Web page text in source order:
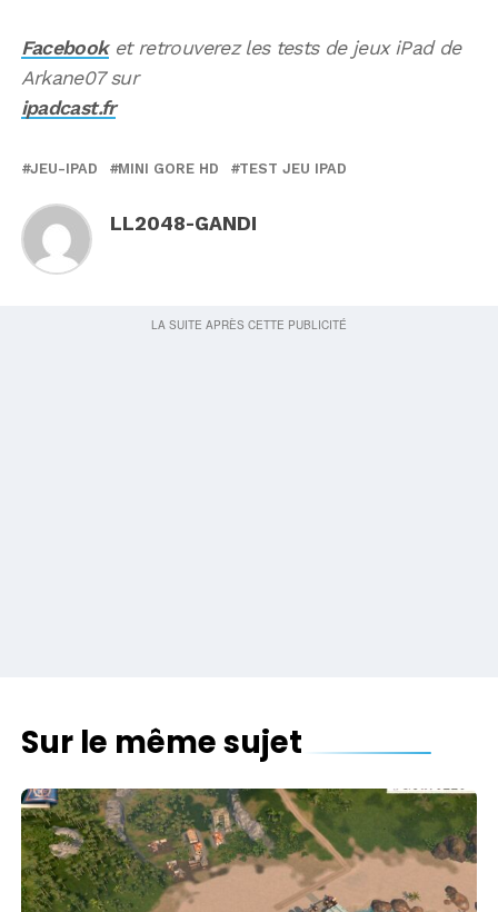
Facebooket retrouverez les tests de jeux iPad de
Arkane07 sur
ipadcast.fr
JEU-IPAD MINI GORE HD TEST JEU IPAD
LL2048-GANDI
Sur le même sujet